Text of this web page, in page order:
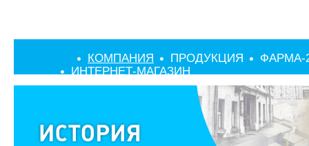
КОМПАНИЯ ПРОДУКЦИЯ
ФАРМА-
ИНТЕРНЕТ-МАГАЗИН